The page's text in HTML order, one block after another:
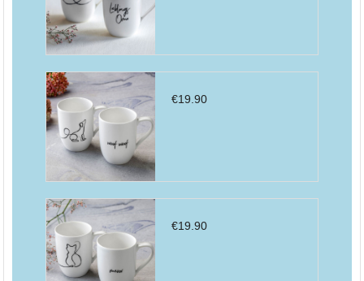
€19.90
€19.90